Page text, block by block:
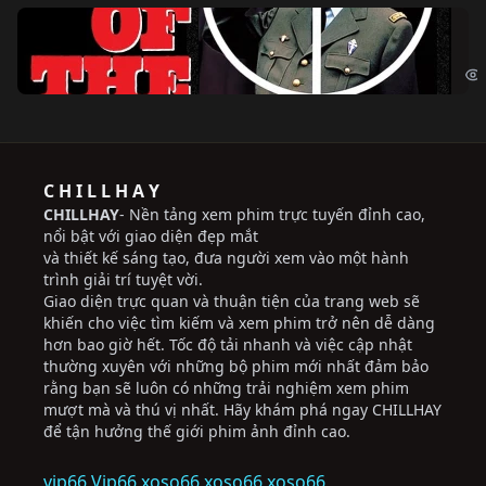
C H I L L H A Y
CHILLHAY- Nền tảng xem phim trực tuyến đỉnh cao,
nổi bật với giao diện đẹp mắt
và thiết kế sáng tạo, đưa người xem vào một hành
trình giải trí tuyệt vời.
Giao diện trực quan và thuận tiện của trang web sẽ
khiến cho việc tìm kiếm và xem phim trở nên dễ dàng
hơn bao giờ hết. Tốc độ tải nhanh và việc cập nhật
thường xuyên với những bộ phim mới nhất đảm bảo
rằng bạn sẽ luôn có những trải nghiệm xem phim
mượt mà và thú vị nhất. Hãy khám phá ngay CHILLHAY
để tận hưởng thế giới phim ảnh đỉnh cao.